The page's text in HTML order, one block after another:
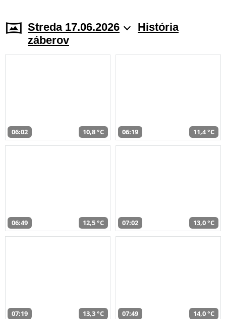
Streda 17.06.2026
História
záberov
06:02 10,8 °C 06:19 11,4 °C
06:49 12,5 °C 07:02 13,0 °C
07:19 13,3 °C 07:49 14,0 °C